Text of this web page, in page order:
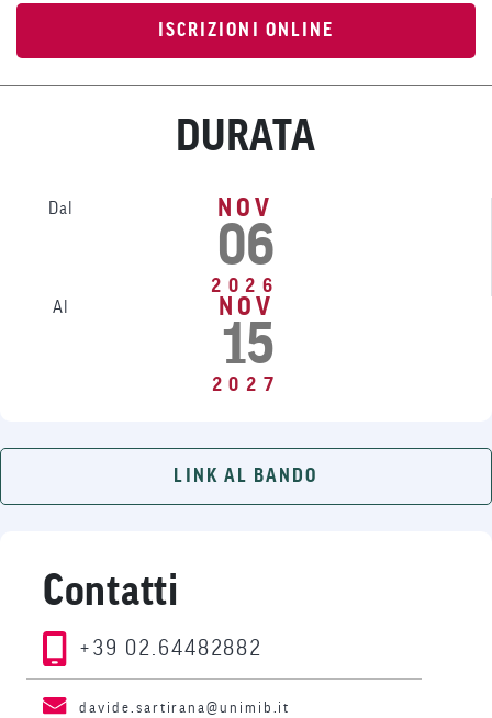
ISCRIZIONI ONLINE
DURATA
Dal NOV
06
2026
Al NOV
15
2027
LINK AL BANDO
Contatti
+39 02.64482882
davide.sartirana@unimib.it